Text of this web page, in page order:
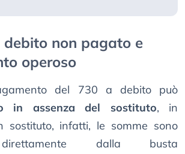
debito non pagato e
operoso
del 730 a debito può
in assenza del sostituto, in
sostituto, infatti, le somme sono
dalla busta